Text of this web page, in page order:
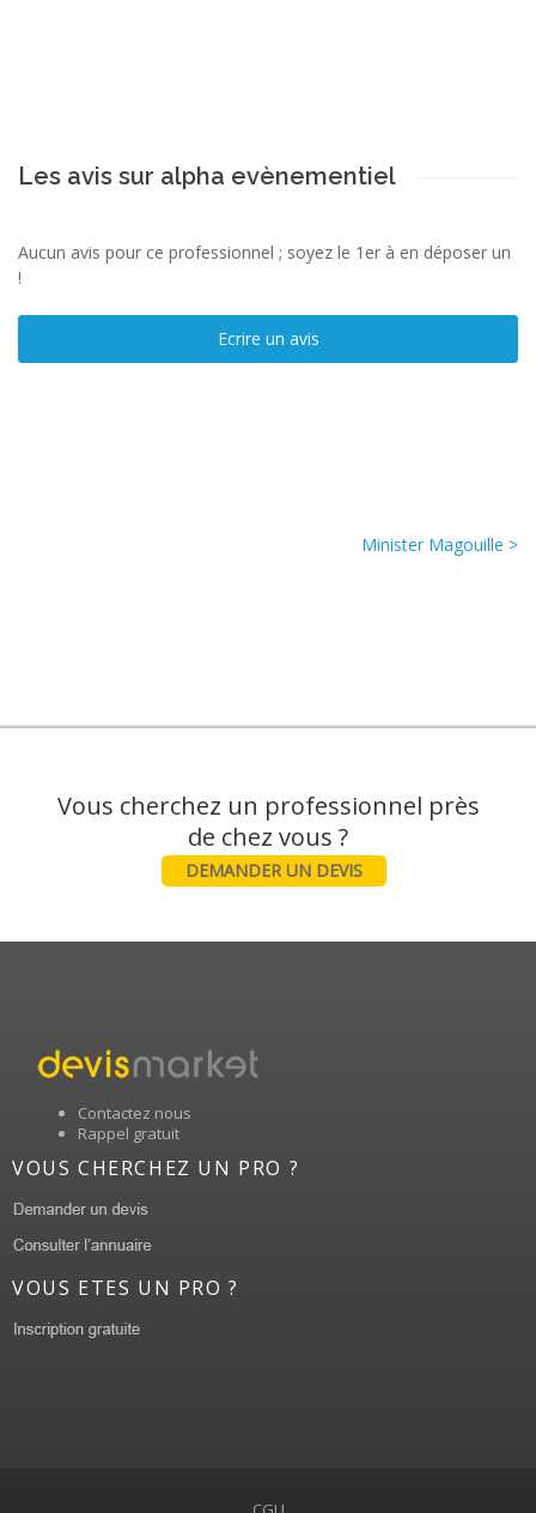
Les avis sur alpha evènementiel
Aucun avis pour ce professionnel ; soyez le 1er à en déposer un
!
Ecrire un avis
Minister Magouille >
Vous cherchez un professionnel près
DEMANDER UN DEVIS
Contactez nous
Rappel gratuit
VOUS CHERCHEZ UN PRO ?
VOUS ETES UN PRO ?